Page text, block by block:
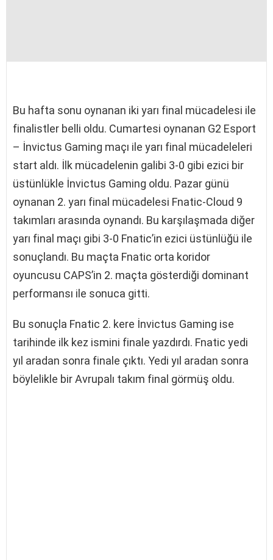
Bu hafta sonu oynanan iki yarı final mücadelesi ile
finalistler belli oldu. Cumartesi oynanan G2 Esport
– İnvictus Gaming maçı ile yarı final mücadeleleri
start aldı. İlk mücadelenin galibi 3-0 gibi ezici bir
üstünlükle İnvictus Gaming oldu. Pazar günü
oynanan 2. yarı final mücadelesi Fnatic-Cloud 9
takımları arasında oynandı. Bu karşılaşmada diğer
yarı final maçı gibi 3-0 Fnatic’in ezici üstünlüğü ile
sonuçlandı. Bu maçta Fnatic orta koridor
oyuncusu CAPS’in 2. maçta gösterdiği dominant
performansı ile sonuca gitti.
Bu sonuçla Fnatic 2. kere İnvictus Gaming ise
tarihinde ilk kez ismini finale yazdırdı. Fnatic yedi
yıl aradan sonra finale çıktı. Yedi yıl aradan sonra
böylelikle bir Avrupalı takım final görmüş oldu.